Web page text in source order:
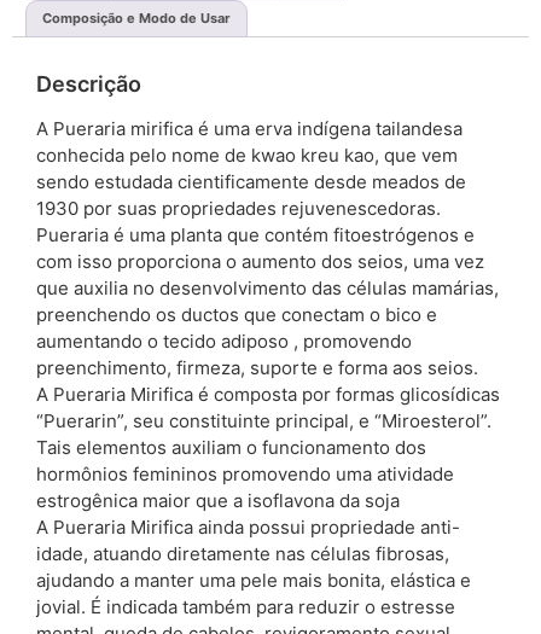
Composição e Modo de Usar
Descrição
A Pueraria mirifica é uma erva indígena tailandesa
conhecida pelo nome de kwao kreu kao, que vem
sendo estudada cientificamente desde meados de
1930 por suas propriedades rejuvenescedoras.
Pueraria é uma planta que contém fitoestrógenos e
com isso proporciona o aumento dos seios, uma vez
que auxilia no desenvolvimento das células mamárias,
preenchendo os ductos que conectam o bico e
aumentando o tecido adiposo , promovendo
preenchimento, firmeza, suporte e forma aos seios.
A Pueraria Mirifica é composta por formas glicosídicas
“Puerarin”, seu constituinte principal, e “Miroesterol”.
Tais elementos auxiliam o funcionamento dos
hormônios femininos promovendo uma atividade
estrogênica maior que a isoflavona da soja
A Pueraria Mirifica ainda possui propriedade anti-
idade, atuando diretamente nas células fibrosas,
ajudando a manter uma pele mais bonita, elástica e
jovial. É indicada também para reduzir o estresse